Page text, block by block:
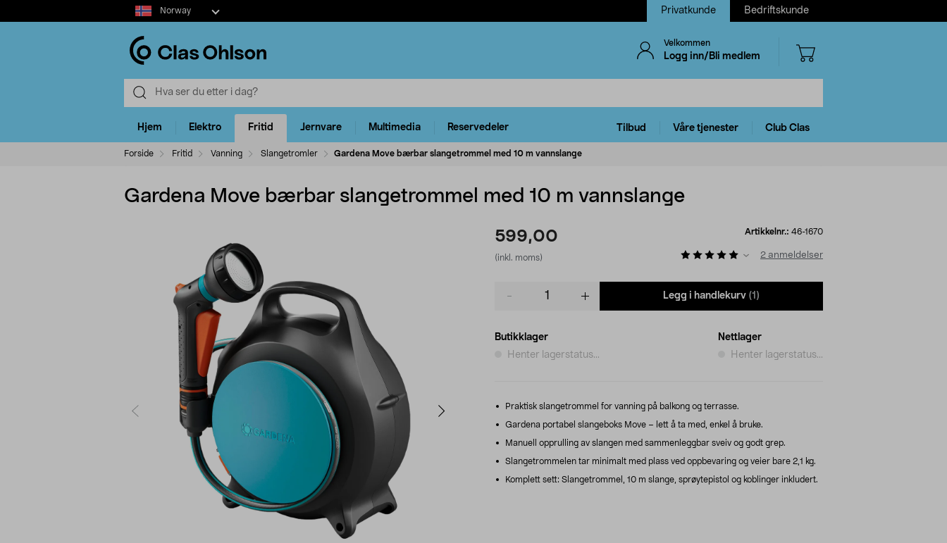
Select
market
Norway Privatkunde Bedriftskunde
Velkommen
Logg inn/Bli medlem
Hjem Elektro Fritid Jernvare Multimedia Reservedeler Tilbud Våre tjenester Club Clas
Forside Fritid Vanning Slangetromler Gardena Move bærbar slangetrommel med 10 m vannslange
Gardena Move bærbar slangetrommel med 10 m vannslange
599,00
(inkl. moms)
Artikkelnr.: 46-1670
2 anmeldelser
Legg i handlekurv (1)
Butikklager
Henter lagerstatus...
Nettlager
Henter lagerstatus...
Praktisk slangetrommel for vanning på balkong og terrasse.
Gardena portabel slangeboks Move – lett å ta med, enkel å bruke.
Manuell opprulling av slangen med sammenleggbar sveiv og godt grep.
Slangetrommelen tar minimalt med plass ved oppbevaring og veier bare 2,1 kg.
Komplett sett: Slangetrommel, 10 m slange, sprøytepistol og koblinger inkludert.